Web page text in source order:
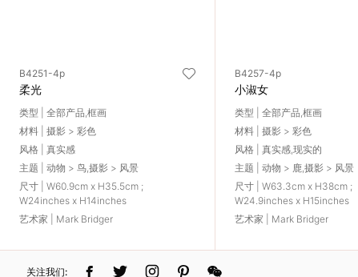
灵
感
启
加
B4251-4p
柔光
类型 | 全部产品,框画
材料 | 摄影 > 彩色
风格 | 真实感
主题 | 动物 > 鸟,摄影 > 风景
尺寸 | W60.9cm x H35.5cm ;
W24inches x H14inches
艺术家 | Mark Bridger
B4257-4p
小淑女
类型 | 全部产品,框画
材料 | 摄影 > 彩色
风格 | 真实感,现实的
主题 | 动物 > 鹿,摄影 > 风景
尺寸 | W63.3cm x H38cm ;
W24.9inches x H15inches
艺术家 | Mark Bridger
关注我们: